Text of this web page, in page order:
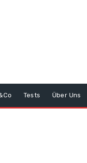
Tests Über Uns